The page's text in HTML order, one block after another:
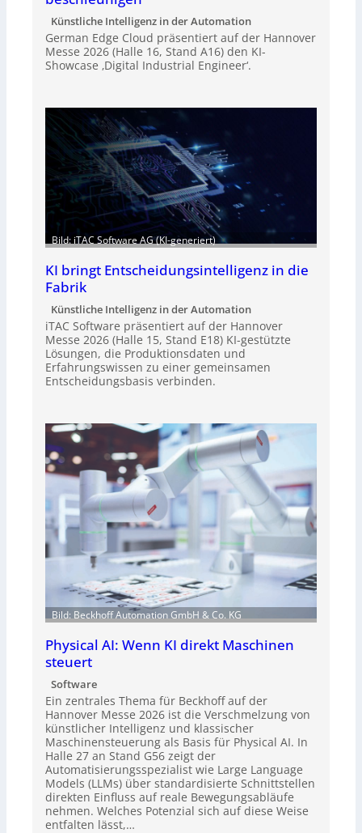
Künstliche Intelligenz in der Automation
German Edge Cloud präsentiert auf der Hannover
Messe 2026 (Halle 16, Stand A16) den KI-
Showcase ‚Digital Industrial Engineer‘.
Bild: iTAC Software AG (KI-generiert)
KI bringt Entscheidungsintelligenz in die
Fabrik
Künstliche Intelligenz in der Automation
iTAC Software präsentiert auf der Hannover
Messe 2026 (Halle 15, Stand E18) KI-gestützte
Lösungen, die Produktionsdaten und
Erfahrungswissen zu einer gemeinsamen
Entscheidungsbasis verbinden.
Bild: Beckhoff Automation GmbH & Co. KG
Physical AI: Wenn KI direkt Maschinen
steuert
Software
Ein zentrales Thema für Beckhoff auf der
Hannover Messe 2026 ist die Verschmelzung von
künstlicher Intelligenz und klassischer
Maschinensteuerung als Basis für Physical AI. In
Halle 27 an Stand G56 zeigt der
Automatisierungsspezialist wie Large Language
Models (LLMs) über standardisierte Schnittstellen
direkten Einfluss auf reale Bewegungsabläufe
nehmen. Welches Potenzial sich auf diese Weise
entfalten lässt,…